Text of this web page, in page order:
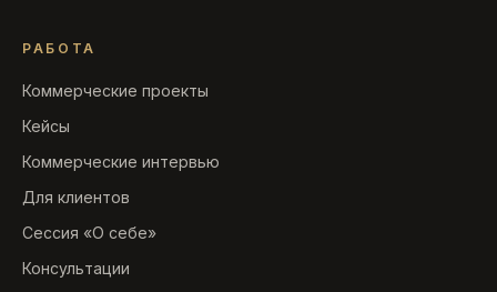
РАБОТА
Коммерческие проекты
Кейсы
Коммерческие интервью
Для клиентов
Сессия «О себе»
Консультации